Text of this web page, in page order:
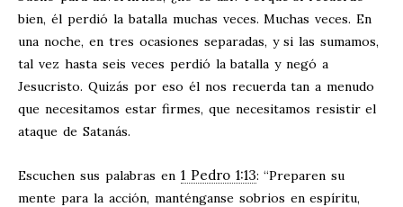
bien, él perdió la batalla muchas veces. Muchas veces. En
una noche, en tres ocasiones separadas, y si las sumamos,
tal vez hasta seis veces perdió la batalla y negó a
Jesucristo. Quizás por eso él nos recuerda tan a menudo
que necesitamos estar firmes, que necesitamos resistir el
ataque de Satanás.
Escuchen sus palabras en 1 Pedro 1:13: “Preparen su
mente para la acción, manténganse sobrios en espíritu,